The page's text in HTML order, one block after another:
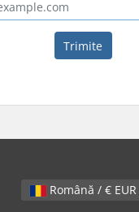
Trimite
Română / € EUR